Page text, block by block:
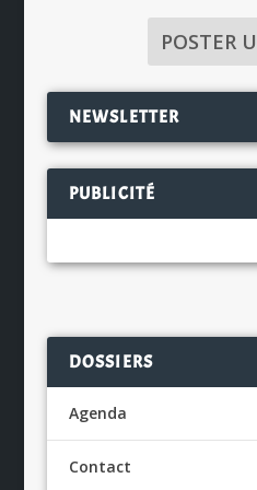
NEWSLETTER
PUBLICITÉ
DOSSIERS
Agenda
Contact